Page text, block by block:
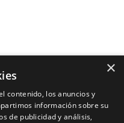
×
contenido, los anuncios y
información sobre su
de publicidad y análisis,